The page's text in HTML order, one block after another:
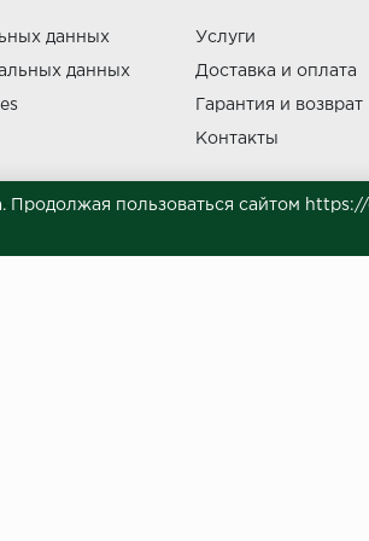
данных
данных
Услуги
Доставка и оплата
Гарантия и возврат
Контакты
пользоваться сайтом